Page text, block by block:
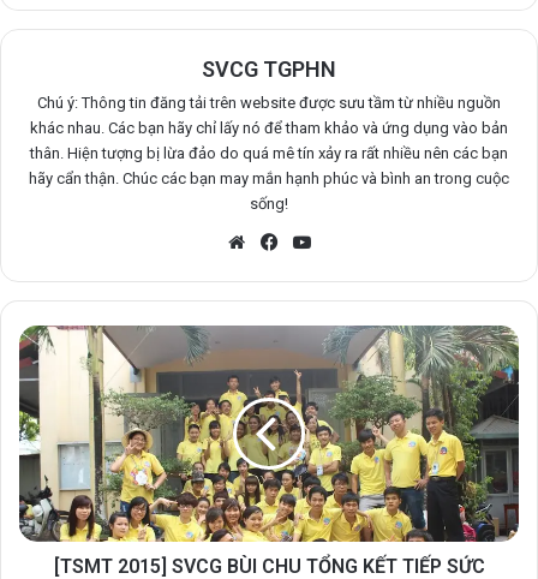
SVCG TGPHN
Chú ý: Thông tin đăng tải trên website được sưu tầm từ nhiều nguồn
khác nhau. Các bạn hãy chỉ lấy nó để tham khảo và ứng dụng vào bản
thân. Hiện tượng bị lừa đảo do quá mê tín xảy ra rất nhiều nên các bạn
hãy cẩn thận. Chúc các bạn may mắn hạnh phúc và bình an trong cuộc
sống!
WebsiteFacebook
[TSMT 2015] SVCG BÙI CHU TỔNG KẾT TIẾP SỨC